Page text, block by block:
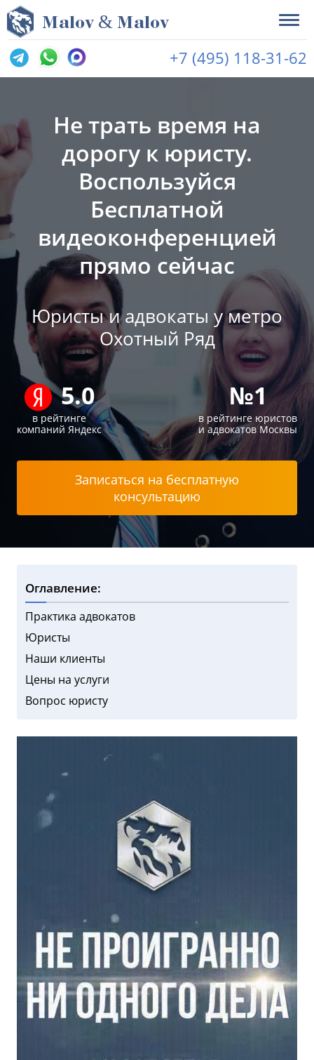
Malov & Malov
+7 (495) 118-31-62
Не трать время на
дорогу к юристу.
Воспользуйся
Бесплатной
видеоконференцией
прямо сейчас
Юристы и адвокаты у метро
Охотный Ряд
5.0
в рейтинге
компаний Яндекс
№1
в рейтинге юристов
и адвокатов Москвы
Записаться на бесплатную
консультацию
Оглавление:
Практика адвокатов
Юристы
Наши клиенты
Цены на услуги
Вопрос юристу